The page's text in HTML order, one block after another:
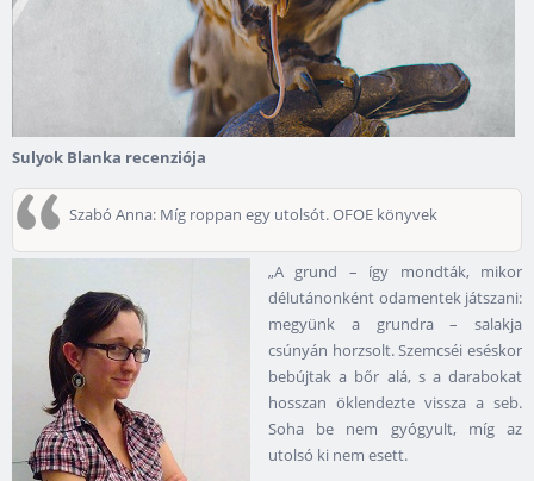
Sulyok Blanka recenziója
Szabó Anna: Míg roppan egy utolsót. OFOE könyvek
„A grund – így mondták, mikor
délutánonként odamentek játszani:
megyünk a grundra – salakja
csúnyán horzsolt. Szemcséi eséskor
bebújtak a bőr alá, s a darabokat
hosszan öklendezte vissza a seb.
Soha be nem gyógyult, míg az
utolsó ki nem esett.